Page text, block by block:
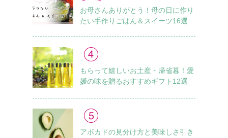
お母さんありがとう！母の日に作り
たい手作りごはん＆スイーツ16選
もらって嬉しいお土産・帰省暮！愛
媛の味を贈るおすすめギフト12選
アボカドの見分け方と美味しさ引き